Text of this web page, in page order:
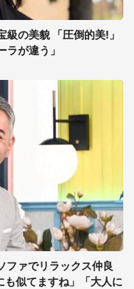
の美貌 「圧倒的美!」
ラが違う」
ファでリラックス仲良
も似てますね」「大人に